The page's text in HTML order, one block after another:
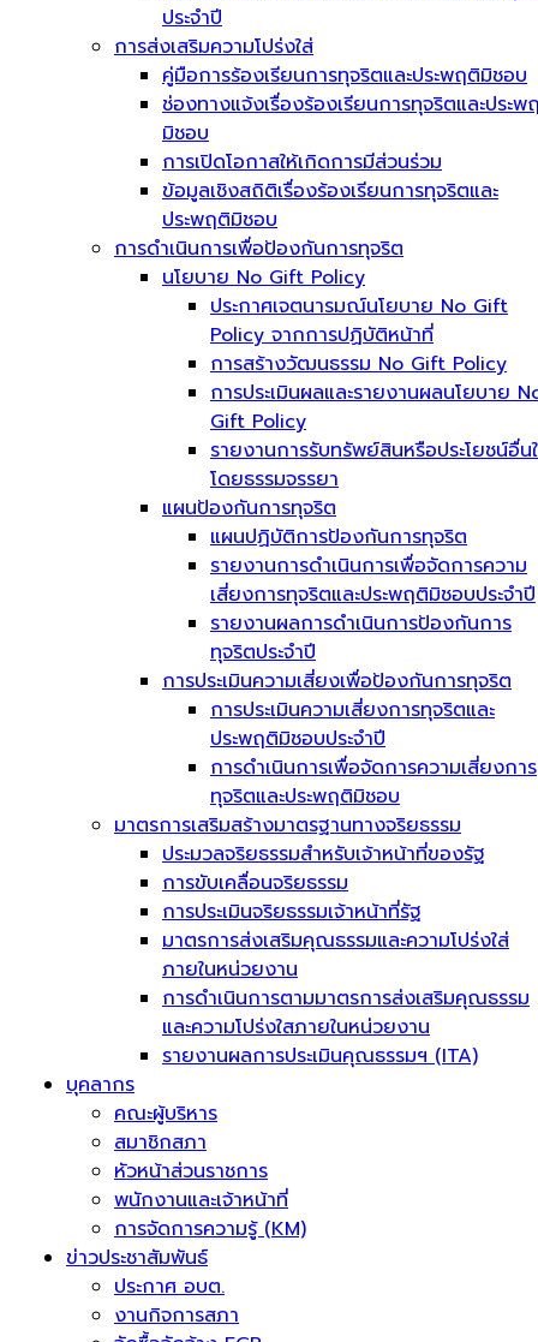
ประจำปี
การส่งเสริมความโปร่งใส่
คู่มือการร้องเรียนการทุจริตและประพฤติมิชอบ
ช่องทางแจ้งเรื่องร้องเรียนการทุจริตและประพ
มิชอบ
การเปิดโอกาสให้เกิดการมีส่วนร่วม
ข้อมูลเชิงสถิติเรื่องร้องเรียนการทุจริตและ
ประพฤติมิชอบ
การดำเนินการเพื่อป้องกันการทุจริต
นโยบาย No Gift Policy
ประกาศเจตนารมณ์นโยบาย No Gift
Policy จากการปฏิบัติหน้าที่
การสร้างวัฒนธรรม No Gift Policy
การประเมินผลและรายงานผลนโยบาย
Gift Policy
รายงานการรับทรัพย์สินหรือประโยชน์อื่น
โดยธรรมจรรยา
แผนป้องกันการทุจริต
แผนปฏิบัติการป้องกันการทุจริต
รายงานการดำเนินการเพื่อจัดการความ
เสี่ยงการทุจริตและประพฤติมิชอบประจำปี
รายงานผลการดำเนินการป้องกันการ
ทุจริตประจำปี
การประเมินความเสี่ยงเพื่อป้องกันการทุจริต
การประเมินความเสี่ยงการทุจริตและ
ประพฤติมิชอบประจำปี
การดำเนินการเพื่อจัดการความเสี่ยงการ
ทุจริตและประพฤติมิชอบ
มาตรการเสริมสร้างมาตรฐานทางจริยธรรม
ประมวลจริยธรรมสำหรับเจ้าหน้าที่ของรัฐ
การขับเคลื่อนจริยธรรม
การประเมินจริยธรรมเจ้าหน้าที่รัฐ
มาตรการส่งเสริมคุณธรรมและความโปร่งใส่
ภายในหน่วยงาน
การดำเนินการตามมาตรการส่งเสริมคุณธรรม
และความโปร่งใสภายในหน่วยงาน
รายงานผลการประเมินคุณธรรมฯ (ITA)
บุคลากร
คณะผู้บริหาร
สมาชิกสภา
หัวหน้าส่วนราชการ
พนักงานและเจ้าหน้าที่
การจัดการความรู้ (KM)
ข่าวประชาสัมพันธ์
ประกาศ อบต.
งานกิจการสภา